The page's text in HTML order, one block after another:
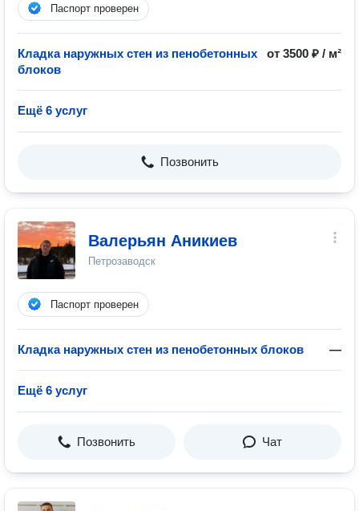
Паспорт проверен
Кладка наружных стен из пенобетонных
блоков
от 3500 ₽ / м²
Ещё 6 услуг
Позвонить
Валерьян Аникиев
Петрозаводск
Паспорт проверен
Кладка наружных стен из пенобетонных блоков —
Ещё 6 услуг
Позвонить Чат